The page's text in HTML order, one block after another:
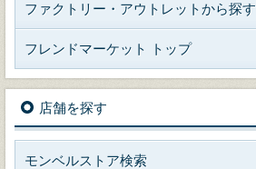
ファクトリー・アウトレットから探す
フレンドマーケット トップ
店舗を探す
モンベルストア検索